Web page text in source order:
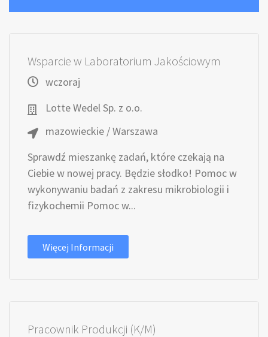
Wsparcie w Laboratorium Jakościowym
wczoraj
Lotte Wedel Sp. z o.o.
mazowieckie / Warszawa
Sprawdź mieszankę zadań, które czekają na
Ciebie w nowej pracy. Będzie słodko! Pomoc w
wykonywaniu badań z zakresu mikrobiologii i
fizykochemii Pomoc w...
Więcej Informacji
Pracownik Produkcji (K/M)